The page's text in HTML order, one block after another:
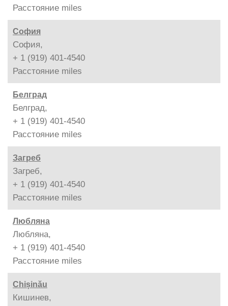
Расстояние miles
София
София,
+ 1 (919) 401-4540
Расстояние miles
Белград
Белград,
+ 1 (919) 401-4540
Расстояние miles
Загреб
Загреб,
+ 1 (919) 401-4540
Расстояние miles
Любляна
Любляна,
+ 1 (919) 401-4540
Расстояние miles
Chișinău
Кишинев,